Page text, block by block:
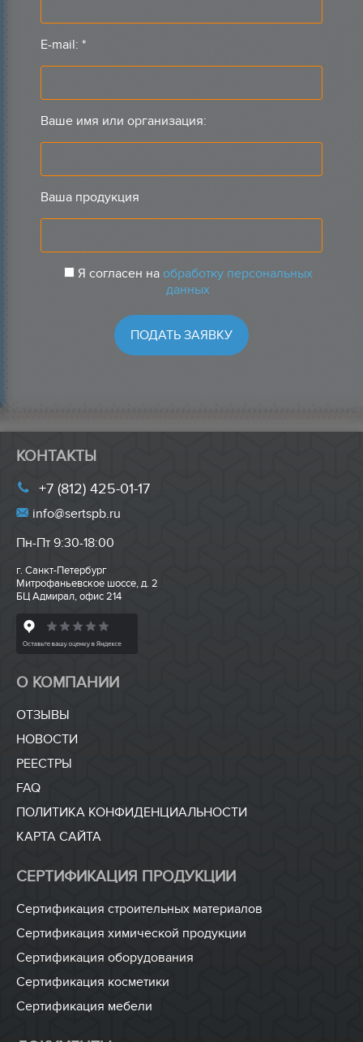
E-mail: *
Ваше имя или организация:
Ваша продукция
Я согласен на обработку персональных
данных
О КОМПАНИИ
ОТЗЫВЫ
НОВОСТИ
РЕЕСТРЫ
FAQ
ПОЛИТИКА КОНФИДЕНЦИАЛЬНОСТИ
КАРТА САЙТА
СЕРТИФИКАЦИЯ ПРОДУКЦИИ
Сертификация строительных материалов
Сертификация химической продукции
Сертификация оборудования
Сертификация косметики
Сертификация мебели
КОНТАКТЫ
+7 (812) 425-01-17
info@sertspb.ru
Пн-Пт 9:30-18:00
г. Санкт-Петербург
Митрофаньевское шоссе, д. 2
БЦ Адмирал, офис 214